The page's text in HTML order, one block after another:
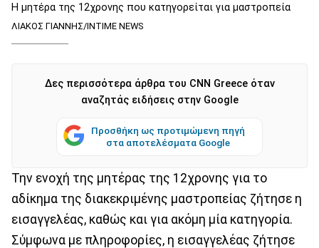
Η μητέρα της 12χρονης που κατηγορείται για μαστροπεία
ΛΙΑΚΟΣ ΓΙΑΝΝΗΣ/INTIME NEWS
Δες περισσότερα άρθρα του CNN Greece όταν
αναζητάς ειδήσεις στην Google
Προσθήκη ως προτιμώμενη πηγή
στα αποτελέσματα Google
Την ενοχή της μητέρας της 12χρονης για το
αδίκημα της διακεκριμένης μαστροπείας ζήτησε η
εισαγγελέας, καθώς και για ακόμη μία κατηγορία.
Σύμφωνα με πληροφορίες, η εισαγγελέας ζήτησε